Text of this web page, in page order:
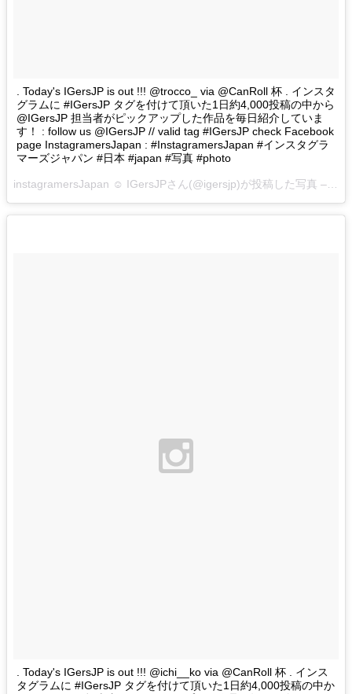
. Today's IGersJP is out !!! @trocco_ via @CanRoll 杯 . インスタ
グラムに #IGersJP タグを付けて頂いた1日約4,000投稿の中から
@IGersJP 担当者がピックアップした作品を毎日紹介していま
す！ : follow us @IGersJP // valid tag #IGersJP check Facebook
page InstagramersJapan : #InstagramersJapan #インスタグラ
マーズジャパン #日本 #japan #写真 #photo
. Today's IGersJP is out !!! @ichi__ko via @CanRoll 杯 . インス
タグラムに #IGersJP タグを付けて頂いた1日約4,000投稿の中か